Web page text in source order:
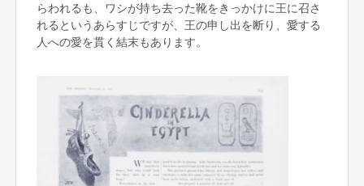
らわれるも、ワシが持ち去った靴をきっかけに王に召さ
れるというあらすじですが、王の申し出を断り、愛する
人への愛を貫く結末もあります。